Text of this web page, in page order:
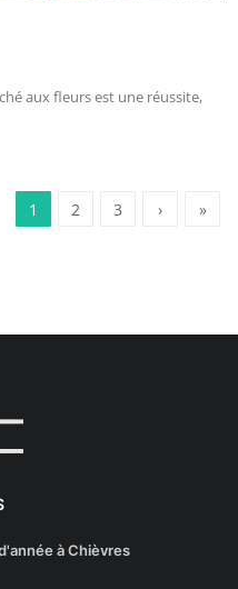
aux fleurs est une réussite,
1 2 3 › »
à Chièvres